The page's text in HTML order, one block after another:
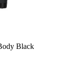
Black